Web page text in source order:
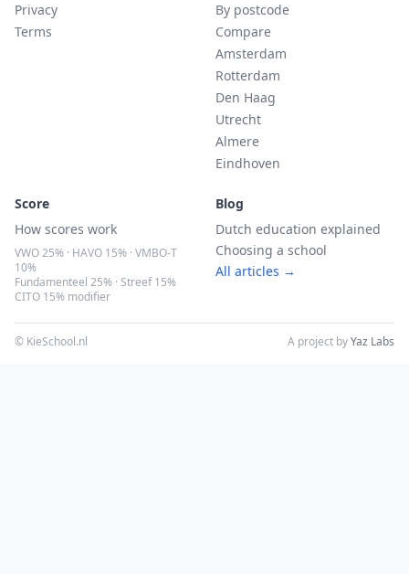
Privacy
Terms
By postcode
Compare
Amsterdam
Rotterdam
Den Haag
Utrecht
Almere
Eindhoven
Score
How scores work
VWO 25% · HAVO 15% · VMBO-T
10%
Fundamenteel 25% · Streef 15%
CITO 15% modifier
Blog
Dutch education explained
Choosing a school
All articles →
© KieSchool.nl A project byYaz Labs